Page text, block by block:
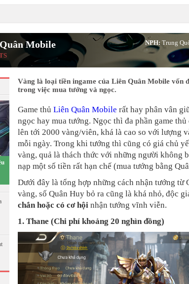
Mobile Trung
NPH:
Vàng là loại tiền ingame của Liên Quân Mobile vốn
trong việc mua tướng và ngọc.
Game thủ Liên Quân Mobile rất hay phân vân
ngọc hay mua tướng. Ngọc thì đa phần game
lên tới 2000 vàng/viên, khá là cao so với lượng
mỗi ngày. Trong khi tướng thì cũng có giá chủ
vàng, quả là thách thức với những người không
nạp một số tiền rất hạn chế (mua tướng bằng
Dưới đây là tổng hợp những cách nhận tướng từ
vàng, số Quân Huy bỏ ra cũng là khá nhỏ, độc
chắn hoặc có cơ hội nhận tướng vĩnh viễn.
1. Thane (Chi phí khoảng 20 nghìn đồng)